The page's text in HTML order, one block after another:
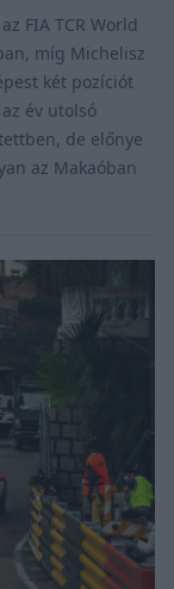
FIA TCR World
míg Michelisz
két pozíciót
év utolsó
de előnye
az Makaóban